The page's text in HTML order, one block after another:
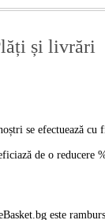
și livrări
se efectuează cu
de o reducere
este ramburs